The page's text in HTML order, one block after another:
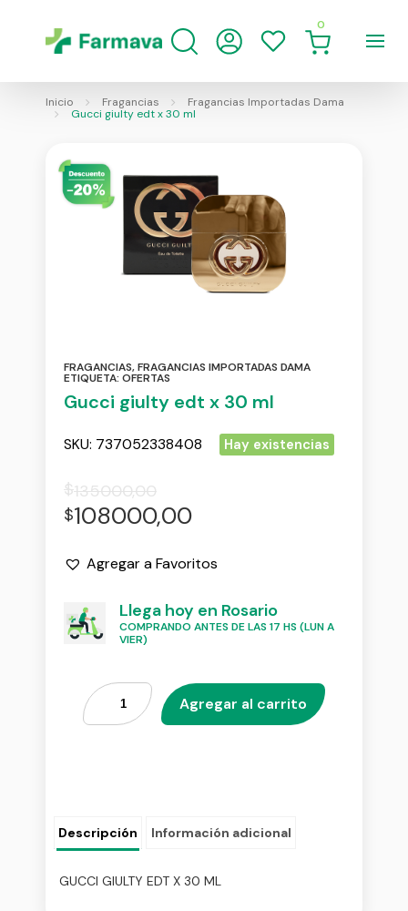
0
Inicio Fragancias
Fragancias Importadas Dama
Gucci giulty edt x 30 ml
FRAGANCIAS,FRAGANCIAS IMPORTADAS DAMA
ETIQUETA: OFERTAS
Gucci giulty edt x 30 ml
SKU: 737052338408 Hay existencias
$135000,00
$108000,00
Agregar a Favoritos
Llega hoy en Rosario
COMPRANDO ANTES DE LAS 17 HS (LUN A
VIER)
Agregar al carrito
Descripción Información adicional
GUCCI GIULTY EDT X 30 ML